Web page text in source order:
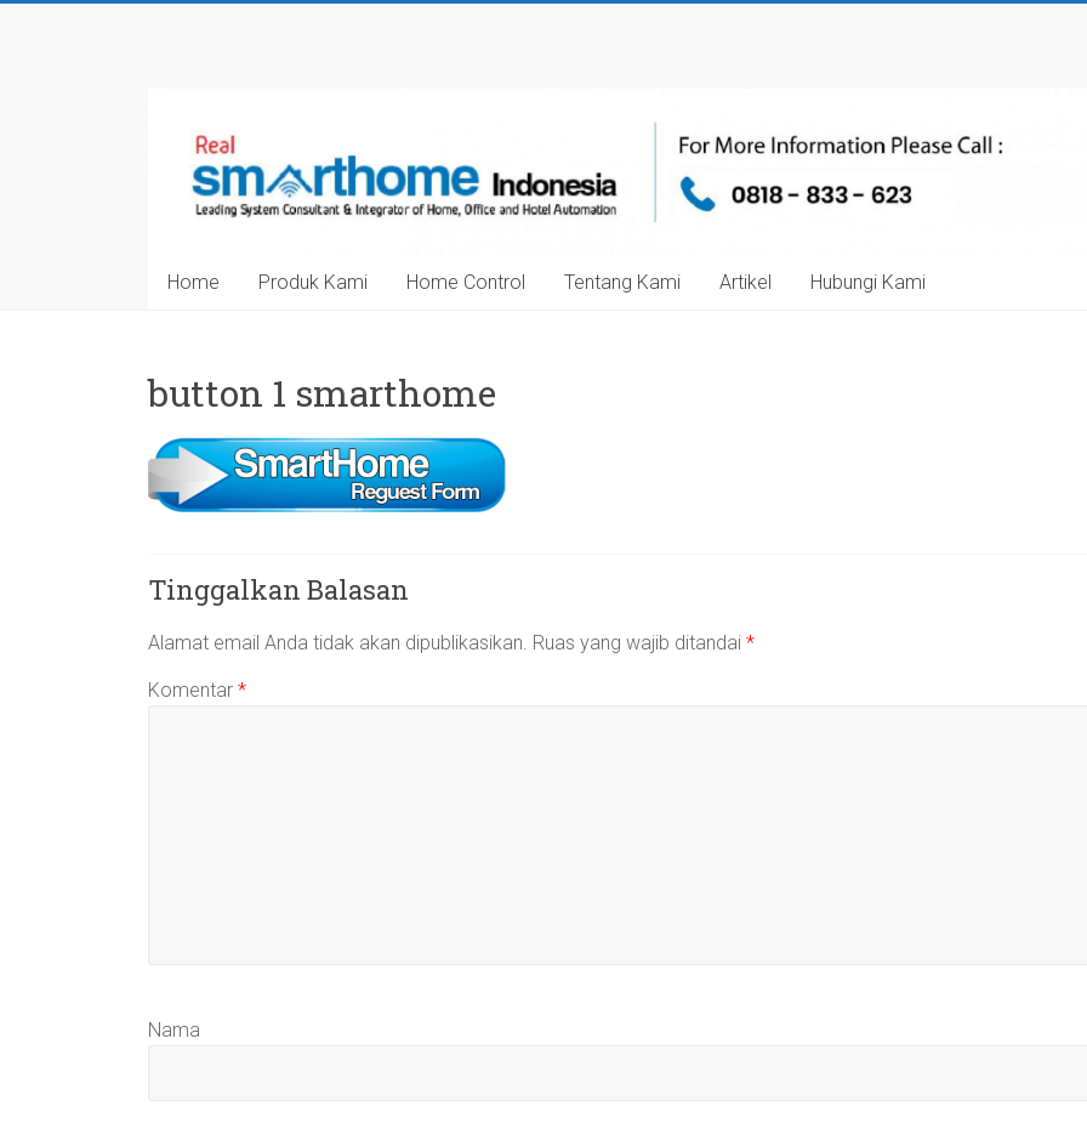
Indonesia
Leading
System
Consultant
Integrator
and
Automation
Home Produk Kami Home Control Tentang Kami Artikel Hubungi Kami
button 1 smarthome
Tinggalkan Balasan
Alamat email Anda tidak akan dipublikasikan. Ruas yang wajib ditandai *
Komentar *
Nama